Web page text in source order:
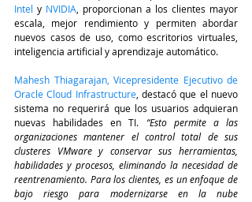
Intel y NVIDIA , proporcionan a los clientes mayor
escala, mejor rendimiento y permiten abordar
nuevos casos de uso, como escritorios virtuales,
inteligencia artificial y aprendizaje automático.
Mahesh Thiagarajan, Vicepresidente Ejecutivo de
Oracle Cloud Infrastructure, destacó que el nuevo
sistema no requerirá que los usuarios adquieran
nuevas habilidades en TI. “Esto permite a las
organizaciones mantener el control total de sus
clusteres VMware y conservar sus herramientas,
habilidades y procesos, eliminando la necesidad de
reentrenamiento. Para los clientes, es un enfoque de
bajo riesgo para modernizarse en la nube